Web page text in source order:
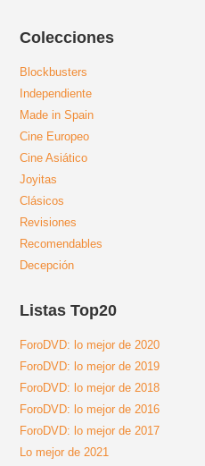
Colecciones
Blockbusters
Independiente
Made in Spain
Cine Europeo
Cine Asiático
Joyitas
Clásicos
Revisiones
Recomendables
Decepción
Listas Top20
ForoDVD: lo mejor de 2020
ForoDVD: lo mejor de 2019
ForoDVD: lo mejor de 2018
ForoDVD: lo mejor de 2016
ForoDVD: lo mejor de 2017
Lo mejor de 2021